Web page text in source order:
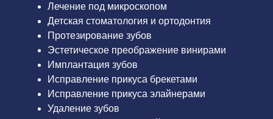
Лечение под микроскопом
Детская стоматология и ортодонтия
Протезирование зубов
Эстетическое преображение винирами
Имплантация зубов
Исправление прикуса брекетами
Исправление прикуса элайнерами
Удаление зубов